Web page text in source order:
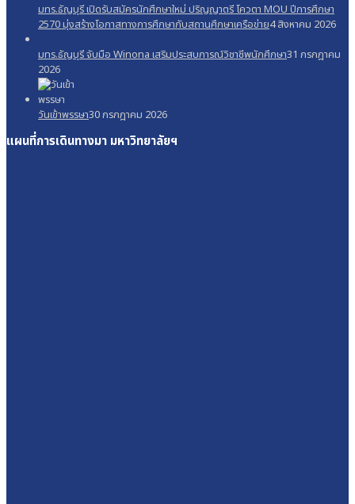
มทร.ธัญบุรี เปิดรับสมัครนักศึกษาใหม่ ปริญญาตรี โควตา MOU ปีการศึกษา
2570 มุ่งสร้างโอกาสทางการศึกษากับสถานศึกษาเครือข่าย4 สิงหาคม 2026
มทร.ธัญบุรี จับมือ Winona เสริมประสบการณ์วิชาชีพนักศึกษา31 กรกฎาคม
2026
วันเข้าพรรษา30 กรกฎาคม 2026
แผนที่การเดินทางมา มหาวิทยาลัยฯ